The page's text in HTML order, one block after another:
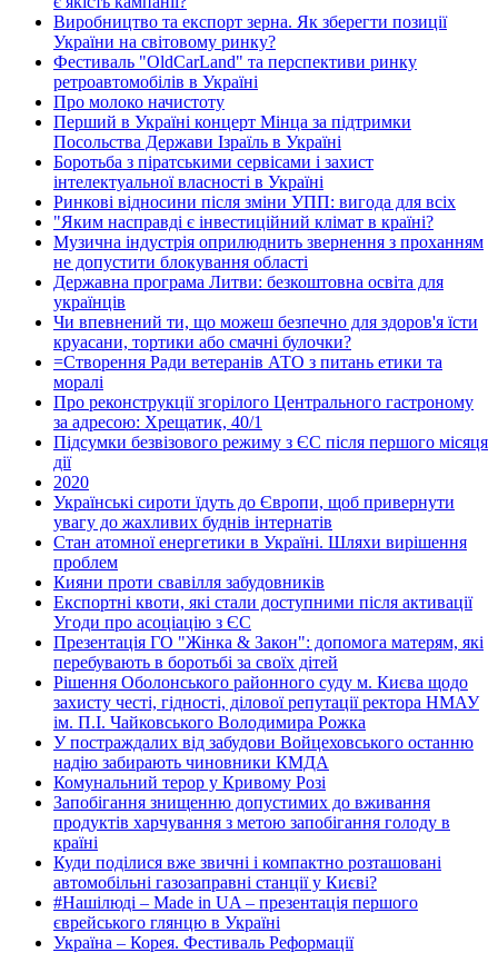
Виробництво та експорт зерна. Як зберегти позиції
України на світовому ринку?
Фестиваль "OldCarLand" та перспективи ринку
ретроавтомобілів в Україні
Про молоко начистоту
Перший в Україні концерт Мінца за підтримки
Посольства Держави Ізраїль в Україні
Боротьба з піратськими сервісами і захист
інтелектуальної власності в Україні
Ринкові відносини після зміни УПП: вигода для всіх
"Яким насправді є інвестиційний клімат в країні?
Музична індустрія оприлюднить звернення з проханням
не допустити блокування області
Державна програма Литви: безкоштовна освіта для
українців
Чи впевнений ти, що можеш безпечно для здоров'я їсти
круасани, тортики або смачні булочки?
=Створення Ради ветеранів АТО з питань етики та
моралі
Про реконструкції згорілого Центрального гастроному
за адресою: Хрещатик, 40/1
Підсумки безвізового режиму з ЄС після першого місяця
дії
2020
Українські сироти їдуть до Європи, щоб привернути
увагу до жахливих буднів інтернатів
Стан атомної енергетики в Україні. Шляхи вирішення
проблем
Кияни проти свавілля забудовників
Експортні квоти, які стали доступними після активації
Угоди про асоціацію з ЄС
Презентація ГО "Жінка & Закон": допомога матерям, які
перебувають в боротьбі за своїх дітей
Рішення Оболонського районного суду м. Києва щодо
захисту честі, гідності, ділової репутації ректора НМАУ
ім. П.І. Чайковського Володимира Рожка
У постраждалих від забудови Войцеховського останню
надію забирають чиновники КМДА
Комунальний терор у Кривому Розі
Запобігання знищенню допустимих до вживання
продуктів харчування з метою запобігання голоду в
країні
Куди поділися вже звичні і компактно розташовані
автомобільні газозаправні станції у Києві?
#Нашілюді – Made in UA – презентація першого
єврейського глянцю в Україні
Україна – Корея. Фестиваль Реформації